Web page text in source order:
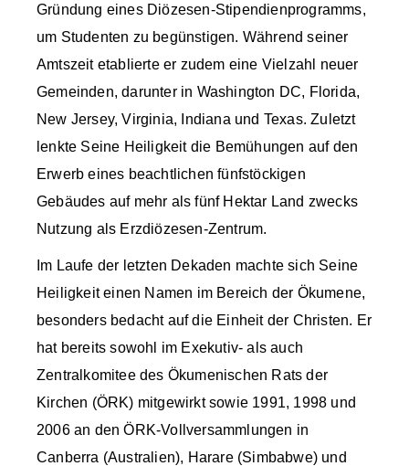
Gründung eines Diözesen-Stipendienprogramms,
um Studenten zu begünstigen. Während seiner
Amtszeit etablierte er zudem eine Vielzahl neuer
Gemeinden, darunter in Washington DC, Florida,
New Jersey, Virginia, Indiana und Texas. Zuletzt
lenkte Seine Heiligkeit die Bemühungen auf den
Erwerb eines beachtlichen fünfstöckigen
Gebäudes auf mehr als fünf Hektar Land zwecks
Nutzung als Erzdiözesen-Zentrum.
Im Laufe der letzten Dekaden machte sich Seine
Heiligkeit einen Namen im Bereich der Ökumene,
besonders bedacht auf die Einheit der Christen. Er
hat bereits sowohl im Exekutiv- als auch
Zentralkomitee des Ökumenischen Rats der
Kirchen (ÖRK) mitgewirkt sowie 1991, 1998 und
2006 an den ÖRK-Vollversammlungen in
Canberra (Australien), Harare (Simbabwe) und